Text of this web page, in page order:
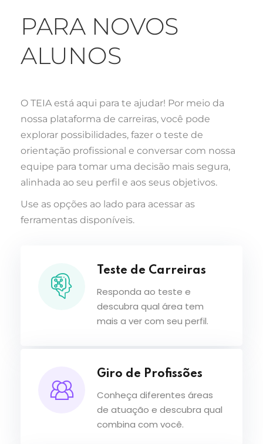
PARA NOVOS
ALUNOS
O TEIA está aqui para te ajudar! Por meio da
nossa plataforma de carreiras, você pode
explorar possibilidades, fazer o teste de
orientação profissional e conversar com nossa
equipe para tomar uma decisão mais segura,
alinhada ao seu perfil e aos seus objetivos.
Use as opções ao lado para acessar as
ferramentas disponíveis.
Teste de Carreiras
Responda ao teste e
descubra qual área tem
mais a ver com seu perfil.
Giro de Profissões
Conheça diferentes áreas
de atuação e descubra qual
combina com você.